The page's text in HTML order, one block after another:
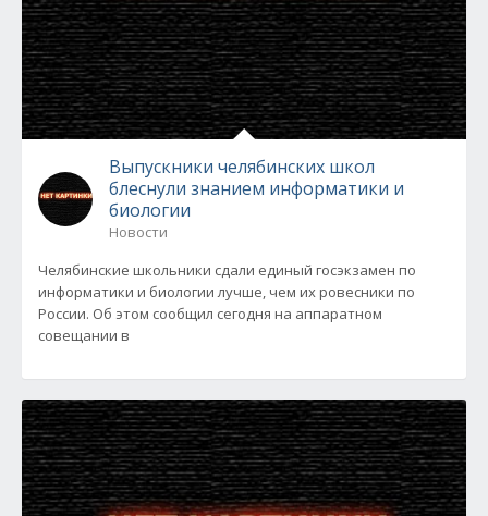
Выпускники челябинских школ
блеснули знанием информатики и
биологии
Новости
Челябинские школьники сдали единый госэкзамен по
информатики и биологии лучше, чем их ровесники по
России. Об этом сообщил сегодня на аппаратном
совещании в